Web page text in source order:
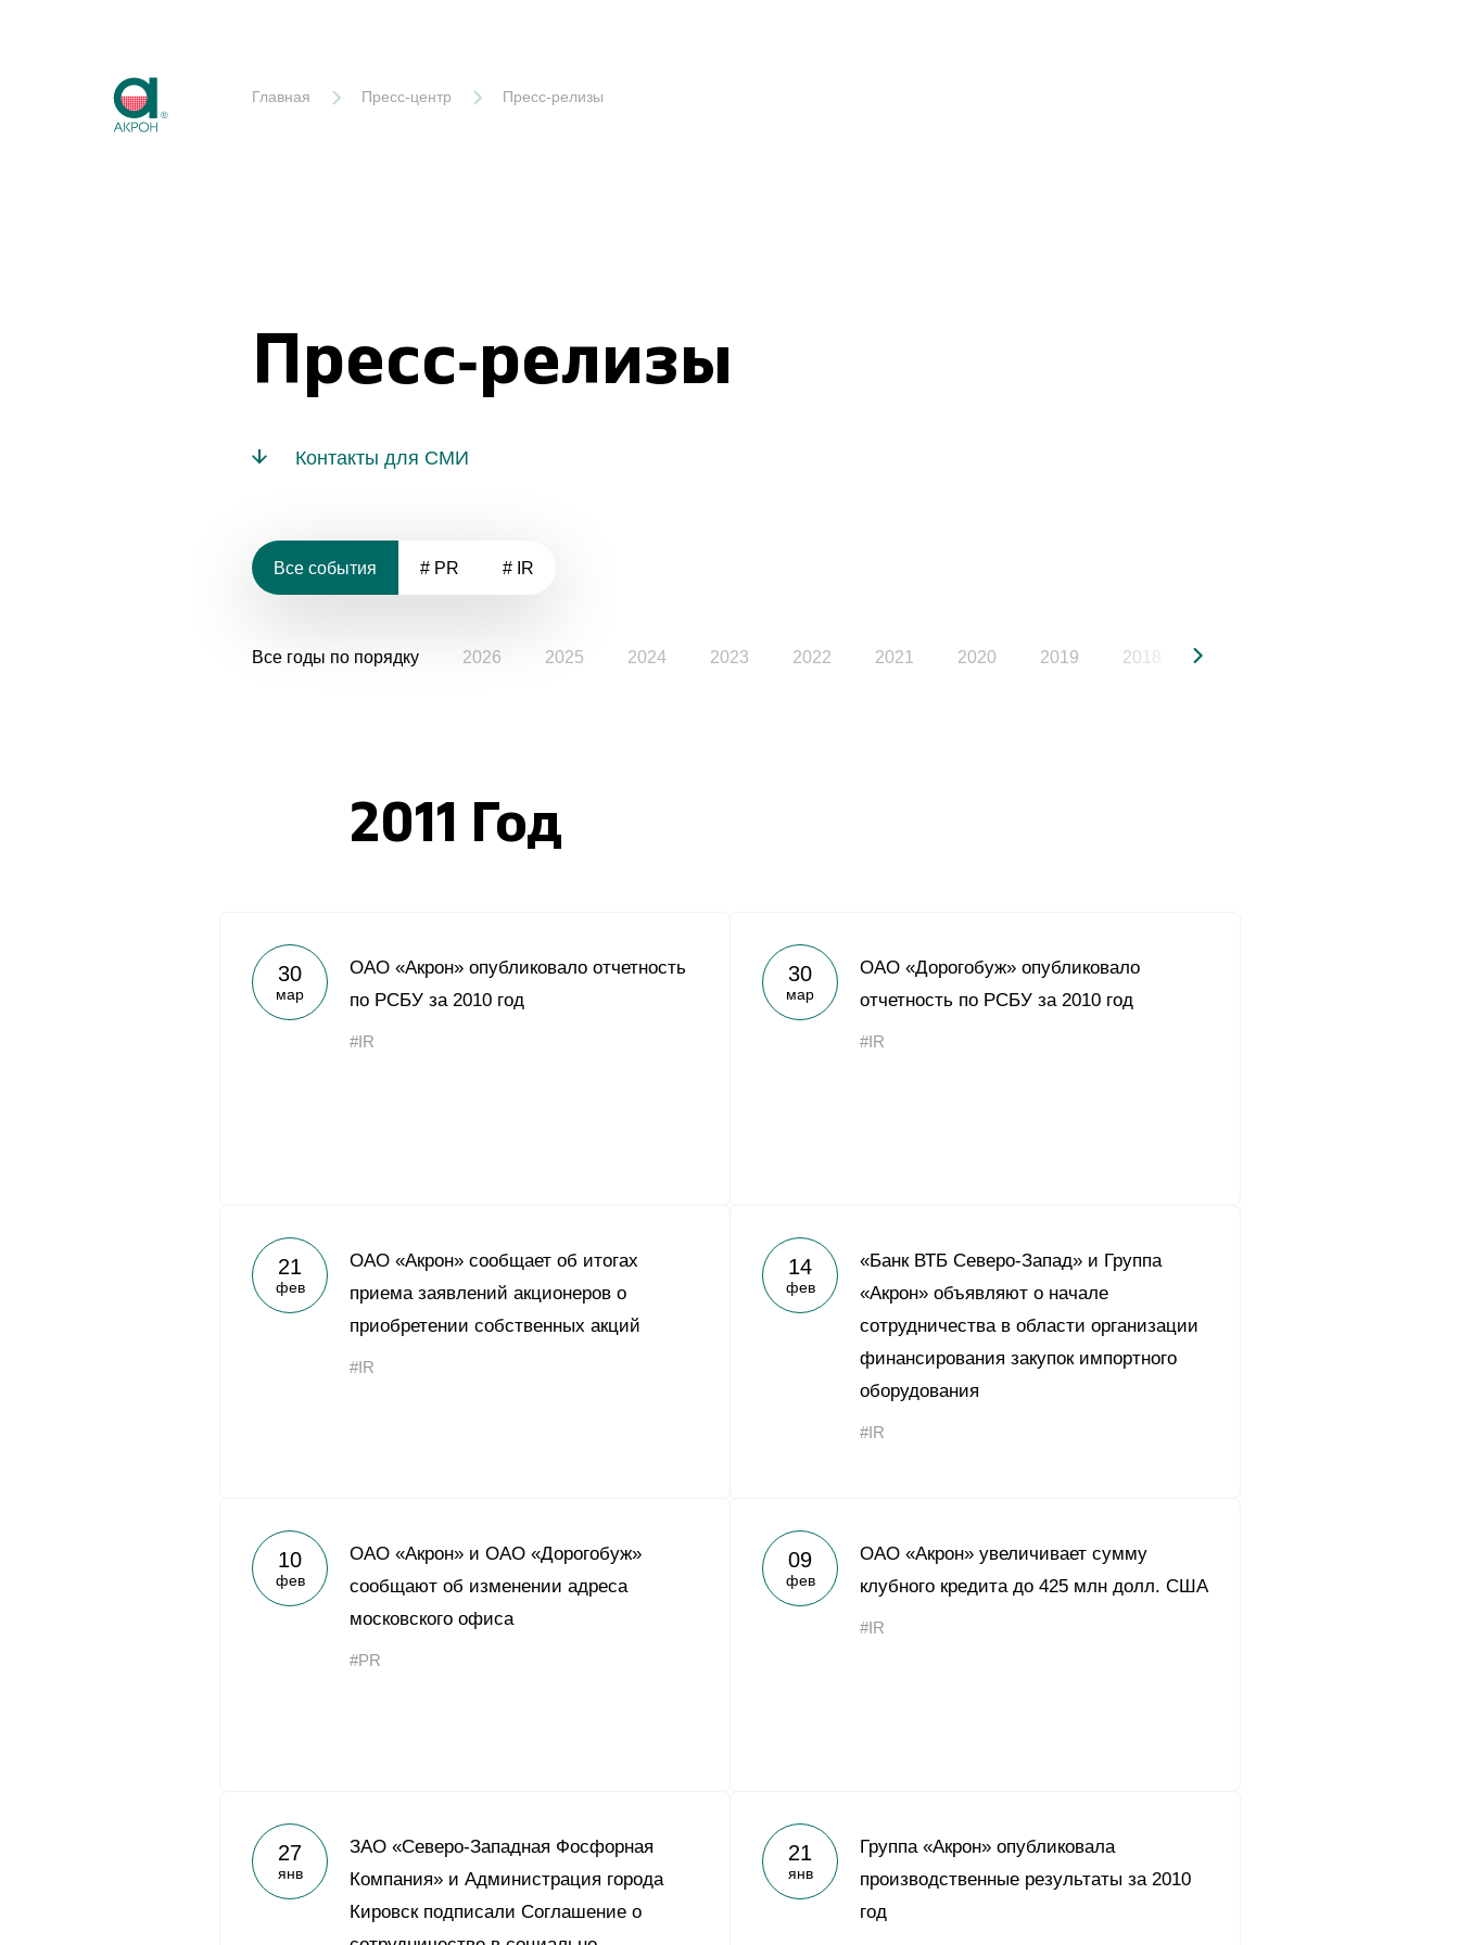
Главная Пресс-центр Пресс-релизы
Пресс-релизы
Контакты для СМИ
Все события # PR # IR
Все годы по порядку 2026 2025 2024 2023 2022 2021 2020 2019 2018
2011 Год
30
мар
ОАО «Акрон» опубликовало отчетность
по РСБУ за 2010 год
#IR
30
мар
ОАО «Дорогобуж» опубликовало
отчетность по РСБУ за 2010 год
#IR
21
фев
ОАО «Акрон» сообщает об итогах
приема заявлений акционеров о
приобретении собственных акций
#IR
14
фев
«Банк ВТБ Северо-Запад» и Группа
«Акрон» объявляют о начале
сотрудничества в области организации
финансирования закупок импортного
оборудования
#IR
10
фев
ОАО «Акрон» и ОАО «Дорогобуж»
сообщают об изменении адреса
московского офиса
#PR
09
фев
ОАО «Акрон» увеличивает сумму
клубного кредита до 425 млн долл. США
#IR
27
янв
ЗАО «Северо-Западная Фосфорная
Компания» и Администрация города
Кировск подписали Соглашение о
21
янв
Группа «Акрон» опубликовала
производственные результаты за 2010
год